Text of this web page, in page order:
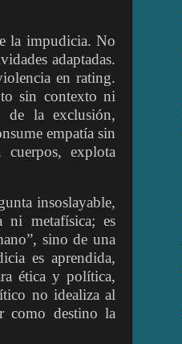
la impudicia. No
adaptadas.
en rating.
sin contexto ni
de la exclusión,
empatía sin
explota
insoslayable,
ni metafísica; es
sino de una
es aprendida,
ética y política,
no idealiza al
como destino la